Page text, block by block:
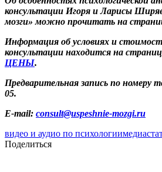
консультации Игоря и Ларисы
мозги» можно прочитать на
Информация об условиях и
консультации находится на
ЦЕНЫ.
Предварительная запись по номеру
05.
E-mail: consult@uspeshnie-mozgi.ru
видео и аудио по психологиимедиа
Поделиться